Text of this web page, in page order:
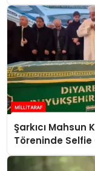
Şarkıcı Mahsun
Töreninde Selfie